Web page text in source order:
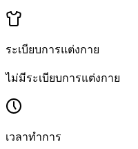
ระเบียบการแต่งกาย
ไม่มีระเบียบการแต่งกาย
เวลาทำการ